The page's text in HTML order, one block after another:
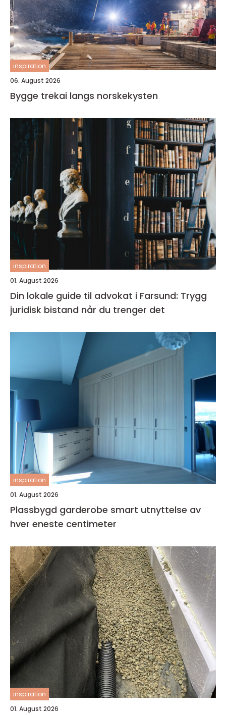
inspiration
06. August 2026
Bygge trekai langs norskekysten
inspiration
01. August 2026
Din lokale guide til advokat i Farsund: Trygg
juridisk bistand når du trenger det
inspiration
01. August 2026
Plassbygd garderobe smart utnyttelse av
hver eneste centimeter
inspiration
01. August 2026